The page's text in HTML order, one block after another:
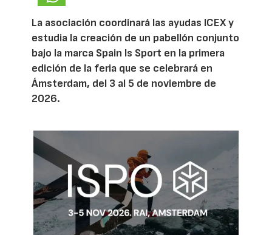
La asociación coordinará las ayudas ICEX y
estudia la creación de un pabellón conjunto
bajo la marca Spain Is Sport en la primera
edición de la feria que se celebrará en
Ámsterdam, del 3 al 5 de noviembre de
2026.